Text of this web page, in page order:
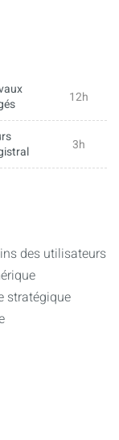
12h
3h
des utilisateurs
stratégique